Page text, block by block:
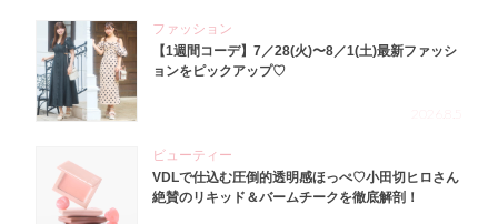
ファッション
【1週間コーデ】7／28(火)〜8／1(土)最新ファッシ
ョンをピックアップ♡
ビューティー
VDLで仕込む圧倒的透明感ほっぺ♡小田切ヒロさん
絶賛のリキッド＆バームチークを徹底解剖！